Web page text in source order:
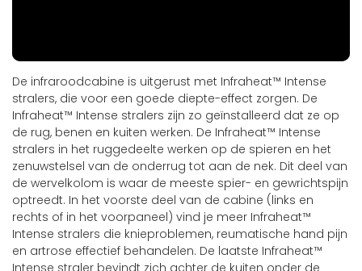
De infraroodcabine is uitgerust met Infraheat™ Intense
stralers, die voor een goede diepte-effect zorgen. De
Infraheat™ Intense stralers zijn zo geïnstalleerd dat ze op
de rug, benen en kuiten werken. De Infraheat™ Intense
stralers in het ruggedeelte werken op de spieren en het
zenuwstelsel van de onderrug tot aan de nek. Dit deel van
de wervelkolom is waar de meeste spier- en gewrichtspijn
optreedt. In het voorste deel van de cabine (links en
rechts of in het voorpaneel) vind je meer Infraheat™
Intense stralers die knieproblemen, reumatische hand pijn
en artrose effectief behandelen. De laatste Infraheat™
Intense straler bevindt zich achter de kuiten onder de